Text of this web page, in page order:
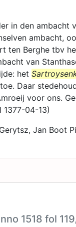
in den ambacht
ambacht,
ten Berghe tbv
van
het
Daar
voor ons.
1377-04-13)
Jan Boot
1518 fol